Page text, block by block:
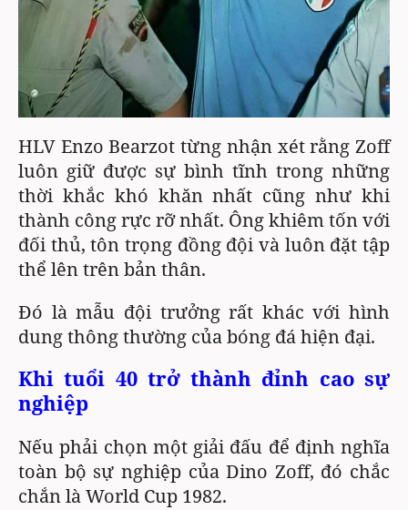
HLV Enzo Bearzot từng nhận xét rằng Zoff
luôn giữ được sự bình tĩnh trong những
thời khắc khó khăn nhất cũng như khi
thành công rực rỡ nhất. Ông khiêm tốn với
đối thủ, tôn trọng đồng đội và luôn đặt tập
thể lên trên bản thân.
Đó là mẫu đội trưởng rất khác với hình
dung thông thường của bóng đá hiện đại.
Khi tuổi 40 trở thành đỉnh cao sự
nghiệp
Nếu phải chọn một giải đấu để định nghĩa
toàn bộ sự nghiệp của Dino Zoff, đó chắc
chắn là World Cup 1982.